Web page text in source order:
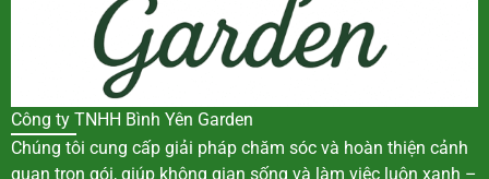
Công ty TNHH Bình Yên Garden
Chúng tôi cung cấp giải pháp chăm sóc và hoàn thiện cảnh
quan trọn gói, giúp không gian sống và làm việc luôn xanh –